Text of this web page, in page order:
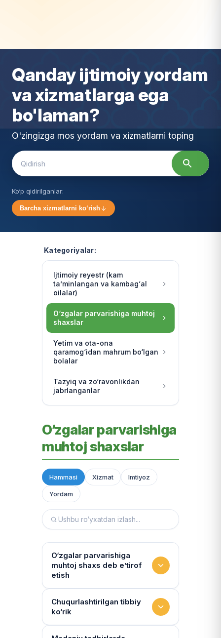
mtiy oz
Qanday ijtimoiy yordam
va xizmatlarga ega
bo'laman?
O'zingizga mos yordam va xizmatlarni toping
Search
for:
Ko‘p qidirilganlar:
Barcha xizmatlarni ko‘rish
Kategoriyalar:
Ijtimoiy reyestr (kam
ta’minlangan va kambag‘al
oilalar)
O‘zgalar parvarishiga muhtoj
shaxslar
Yetim va ota-ona
qaramog‘idan mahrum bo‘lgan
bolalar
Tazyiq va zo‘ravonlikdan
jabrlanganlar
O‘zgalar parvarishiga
muhtoj shaxslar
Hammasi Xizmat Imtiyoz
Yordam
O‘zgalar parvarishiga
muhtoj shaxs deb e’tirof
etish
Yashash sharoitini kim
baholaydi?
Multidissiplinar guruh: "Inson"
Chuqurlashtirilgan tibbiy
ko‘rik